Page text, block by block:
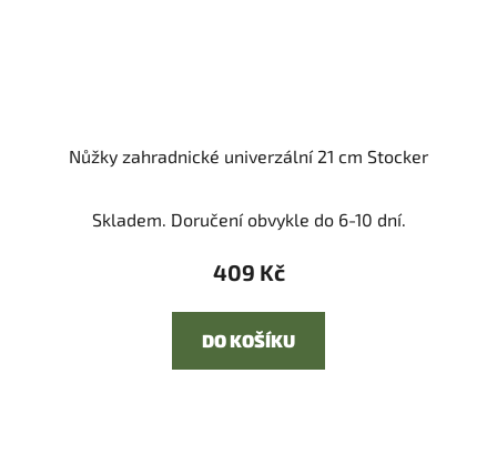
Nůžky zahradnické univerzální 21 cm Stocker
Skladem. Doručení obvykle do 6-10 dní.
409 Kč
DO KOŠÍKU